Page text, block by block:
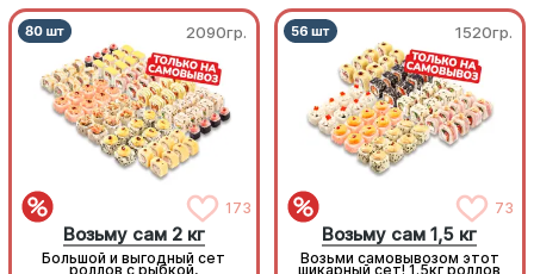
2090гр.
173
Возьму сам 2 кг
Большой и выгодный сет
роллов с рыбкой,
1520гр.
73
Возьму сам 1,5 кг
Возьми самовывозом этот
шикарный сет! 1.5кг роллов